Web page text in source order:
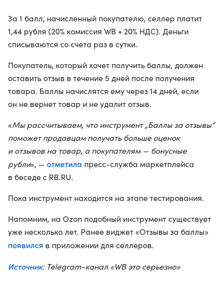
За 1 балл, начисленный покупателю, селлер платит
1,44 рубля (20% комиссия WB + 20% НДС). Деньги
списываются со счета раз в сутки.
Покупатель, который хочет получить баллы, должен
оставить отзыв в течение 5 дней после получения
товара. Баллы начислятся ему через 14 дней, если
он не вернет товар и не удалит отзыв.
«Мы рассчитываем, что инструмент „Баллы за отзывы“
поможет продавцам получать больше оценок
и отзывов на товар, а покупателям — бонусные
рубли», — отметила пресс-служба маркетплейса
в беседе с RB.RU.
Пока инструмент находится на этапе тестирования.
Напомним, на Ozon подобный инструмент существует
уже несколько лет. Ранее виджет «Отзывы за баллы»
появился в приложении для селлеров.
Источник: Telegram-канал «WB это серьезно»